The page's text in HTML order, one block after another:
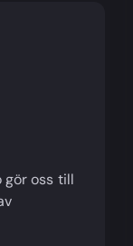
gör oss till